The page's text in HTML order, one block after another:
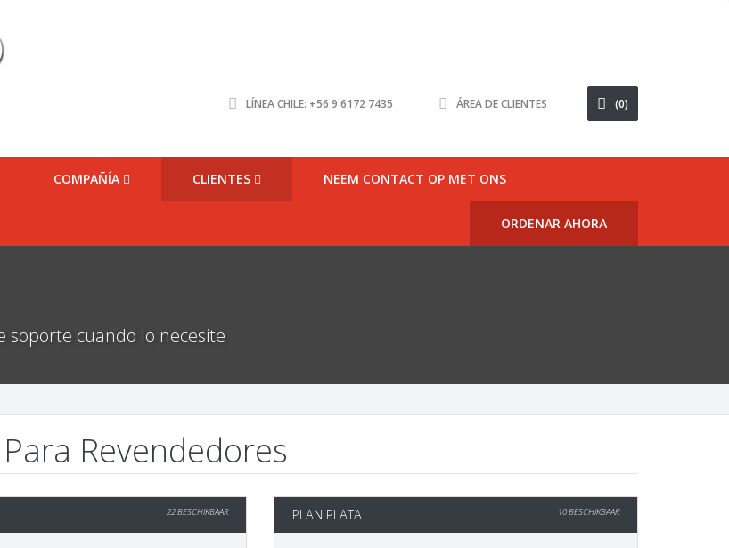
LÍNEA CHILE: +56 9 6172 7435 ÁREA DE CLIENTES (0)
COMPAÑÍA CLIENTES NEEM CONTACT OP MET ONS
ORDENAR AHORA
cuando lo necesite
Revendedores
22 BESCHIKBAAR PLAN PLATA 10 BESCHIKBAAR